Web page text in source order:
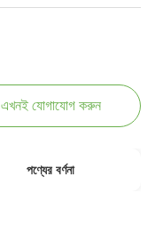
এখনই যোগাযোগ করুন
পণ্যের বর্ণনা